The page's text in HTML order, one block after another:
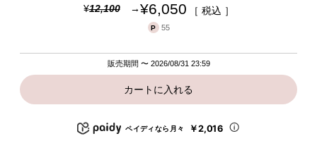
¥12,100 ¥6,050 税込
55
販売期間 〜 2026/08/31 23:59
カートに入れる
ペイディなら月々 ￥2,016